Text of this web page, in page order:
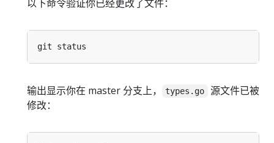
以下命令验证你已经更改了文件：
输出显示你在 master 分支上， types.go
源文件已被
修改：